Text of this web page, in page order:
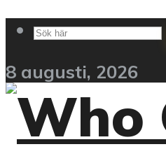
8 augusti, 2026